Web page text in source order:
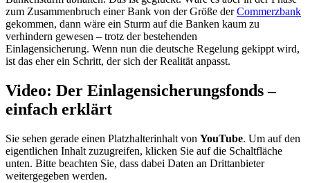
zum Zusammenbruch einer Bank von der Größe derCommerzbank
gekommen, dann wäre ein Sturm auf die Banken kaum zu
verhindern gewesen – trotz der bestehenden
Einlagensicherung. Wenn nun die deutsche Regelung gekippt wird,
ist das eher ein Schritt, der sich der Realität anpasst.
Video: Der Einlagensicherungsfonds –
einfach erklärt
Sie sehen gerade einen Platzhalterinhalt von YouTube. Um auf den
eigentlichen Inhalt zuzugreifen, klicken Sie auf die Schaltfläche
unten. Bitte beachten Sie, dass dabei Daten an Drittanbieter
weitergegeben werden.